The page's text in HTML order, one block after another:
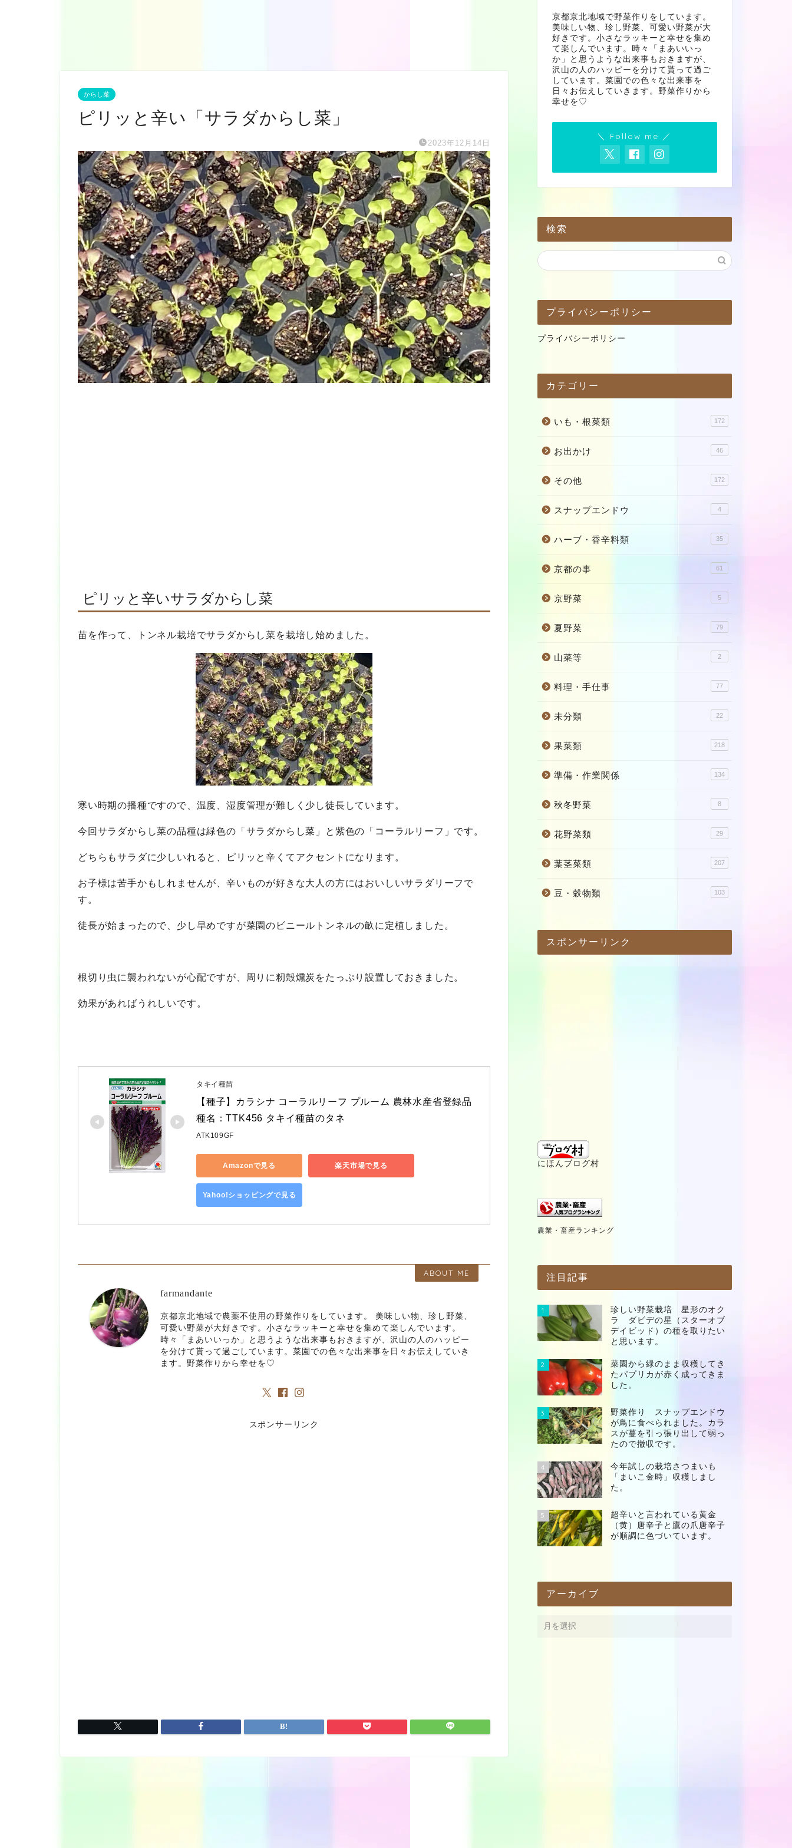
からし菜
ピリッと辛い「サラダからし菜」
2023年12月14日
ピリッと辛いサラダからし菜
苗を作って、トンネル栽培でサラダからし菜を栽培し始めました。
寒い時期の播種ですので、温度、湿度管理が難しく少し徒長しています。
今回サラダからし菜の品種は緑色の「サラダからし菜」と紫色の「コーラルリーフ」です。
どちらもサラダに少しいれると、ピリッと辛くてアクセントになります。
お子様は苦手かもしれませんが、辛いものが好きな大人の方にはおいしいサラダリーフで
す。
徒長が始まったので、少し早めですが菜園のビニールトンネルの畝に定植しました。
根切り虫に襲われないが心配ですが、周りに籾殻燻炭をたっぷり設置しておきました。
効果があればうれしいです。
タキイ種苗
【種子】カラシナ コーラルリーフ プルーム 農林水産省登録品
種名：TTK456 タキイ種苗のタネ
ATK109GF
Amazonで見る 楽天市場で見る
Yahoo!ショッピングで見る
ABOUT ME
farmandante
京都京北地域で農薬不使用の野菜作りをしています。 美味しい物、珍し野菜、
可愛い野菜が大好きです。小さなラッキーと幸せを集めて楽しんでいます。
時々「まあいいっか」と思うような出来事もおきますが、沢山の人のハッピー
を分けて貰って過ごしています。菜園での色々な出来事を日々お伝えしていき
ます。野菜作りから幸せを♡
スポンサーリンク
京都京北地域で野菜作りをしています。
美味しい物、珍し野菜、可愛い野菜が大
好きです。小さなラッキーと幸せを集め
て楽しんでいます。時々「まあいいっ
か」と思うような出来事もおきますが、
沢山の人のハッピーを分けて貰って過ご
しています。菜園での色々な出来事を
日々お伝えしていきます。野菜作りから
幸せを♡
＼ Follow me ／
検索
プライバシーポリシー
プライバシーポリシー
カテゴリー
いも・根菜類 172
お出かけ 46
その他 172
スナップエンドウ 4
ハーブ・香辛料類 35
京都の事 61
京野菜 5
夏野菜 79
山菜等 2
料理・手仕事 77
未分類 22
果菜類 218
準備・作業関係 134
秋冬野菜 8
花野菜類 29
葉茎菜類 207
豆・穀物類 103
スポンサーリンク
にほんブログ村
農業・畜産ランキング
注目記事
1
珍しい野菜栽培 星形のオク
ラ ダビデの星（スターオブ
デイビッド）の種を取りたい
と思います。
2
菜園から緑のまま収穫してき
たパプリカが赤く成ってきま
した。
3
野菜作り スナップエンドウ
が鳥に食べられました。カラ
スが蔓を引っ張り出して弱っ
たので撤収です。
4
今年試しの栽培さつまいも
「まいこ金時」収穫しまし
た。
5
超辛いと言われている黄金
（黄）唐辛子と鷹の爪唐辛子
が順調に色づいています。
アーカイブ